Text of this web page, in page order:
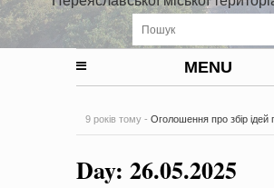
MENU
9 років тому - Оголошення про збір ідей
на період 2018 – 2020 роки Оголошення
проектів
-0 Коментарів
Day: 26.05.2025